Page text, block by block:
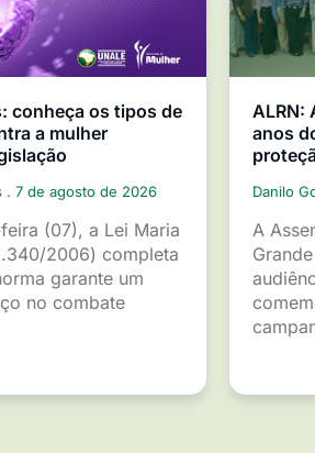
conheça os tipos de
a mulher
7 de agosto de 2026
(07), a Lei Maria
2006) completa
garante um
no combate
ALRN:
anos
Danilo
A